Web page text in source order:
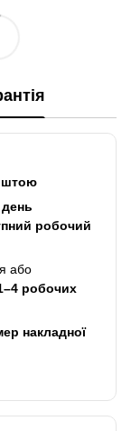
робочий
або
робочих
накладної